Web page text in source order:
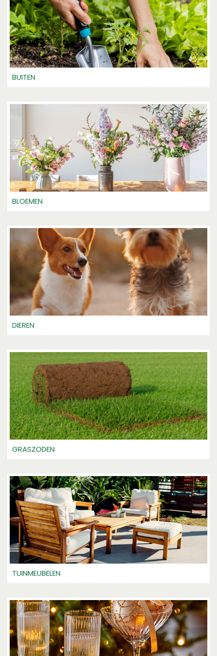
BUITEN
BLOEMEN
DIEREN
GRASZODEN
TUINMEUBELEN